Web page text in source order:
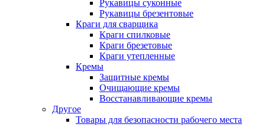
Рукавицы суконные
Рукавицы брезентовые
Краги для сварщика
Краги спилковые
Краги брезетовые
Краги утепленные
Кремы
Защитные кремы
Очищающие кремы
Восстанавливающие кремы
Другое
Товары для безопасности рабочего места